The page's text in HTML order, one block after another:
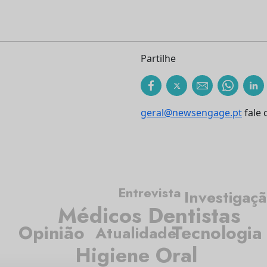
Partilhe
geral@newsengage.ptfale
Atualidade
Médicos Dentistas
Higiene Oral
Entrevista
Opinião Tecnologia